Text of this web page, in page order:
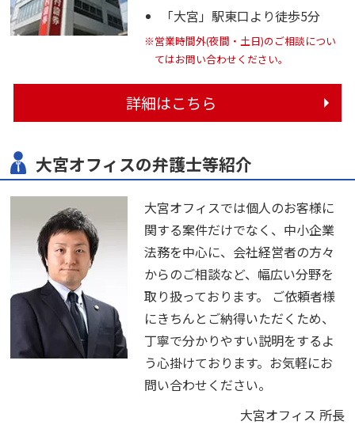
「大宮」駅東口より徒歩5分
※営業時間外(夜間・土日)のご相談につい
てはお問い合わせください。
詳細はこちら
大宮オフィスの弁護士等紹介
大宮オフィスでは個人のお客様に
関する案件だけでなく、中小企業
法務を中心に、会社経営者の方々
からのご相談など、幅広い分野を
取り扱っております。 ご依頼者様
にきちんとご納得いただくため、
丁寧で分かりやすい説明をするよ
う心掛けております。お気軽にお
問い合わせください。
大宮オフィス 所長